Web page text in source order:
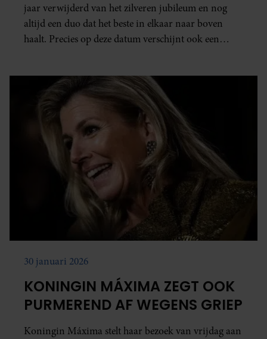
jaar verwijderd van het zilveren jubileum en nog
altijd een duo dat het beste in elkaar naar boven
haalt. Precies op deze datum verschijnt ook een
30 januari 2026
KONINGIN MÁXIMA ZEGT OOK
PURMEREND AF WEGENS GRIEP
Koningin Máxima stelt haar bezoek van vrijdag aan